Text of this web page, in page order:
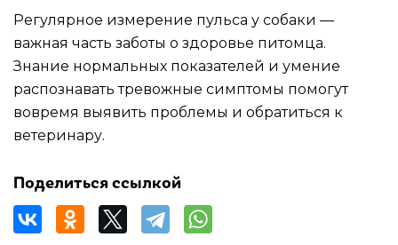
Регулярное измерение пульса у собаки —
важная часть заботы о здоровье питомца.
Знание нормальных показателей и умение
распознавать тревожные симптомы помогут
вовремя выявить проблемы и обратиться к
ветеринару.
Поделиться ссылкой